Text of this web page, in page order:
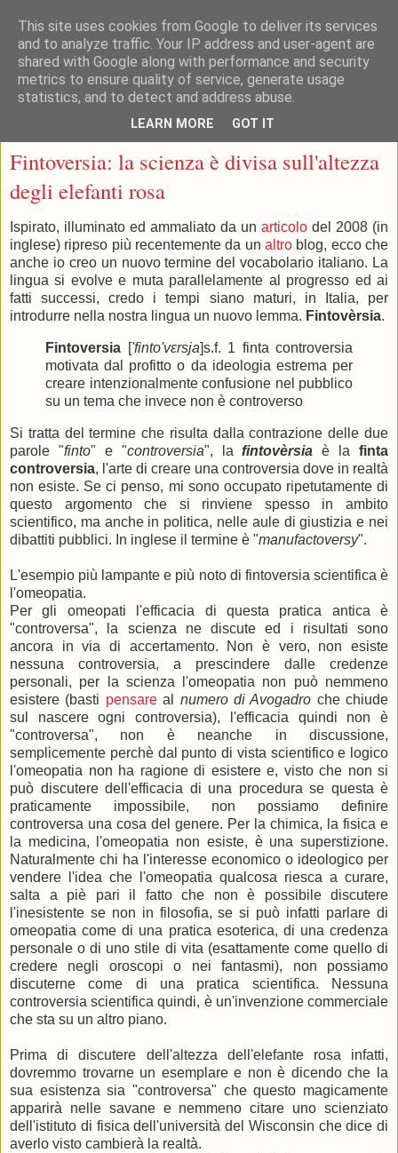
Fintoversia: la scienza è divisa sull'altezza
degli elefanti rosa
Ispirato, illuminato ed ammaliato da un articolo del 2008 (in
inglese) ripreso più recentemente da un altro blog, ecco che
anche io creo un nuovo termine del vocabolario italiano. La
lingua si evolve e muta parallelamente al progresso ed ai
fatti successi, credo i tempi siano maturi, in Italia, per
introdurre nella nostra lingua un nuovo lemma. Fintovèrsia.
Fintoversia ['finto'vɛrsja]s.f. 1 finta controversia
motivata dal profitto o da ideologia estrema per
creare intenzionalmente confusione nel pubblico
su un tema che invece non è controverso
Si tratta del termine che risulta dalla contrazione delle due
parole "finto" e "controversia", lafintovèrsiaè la finta
controversia, l'arte di creare una controversia dove in realtà
non esiste. Se ci penso, mi sono occupato ripetutamente di
questo argomento che si rinviene spesso in ambito
scientifico, ma anche in politica, nelle aule di giustizia e nei
dibattiti pubblici. In inglese il termine è "manufactoversy".
L'esempio più lampante e più noto di fintoversia scientifica è
l'omeopatia.
Per gli omeopati l'efficacia di questa pratica antica è
"controversa", la scienza ne discute ed i risultati sono
ancora in via di accertamento. Non è vero, non esiste
nessuna controversia, a prescindere dalle credenze
personali, per la scienza l'omeopatia non può nemmeno
esistere (basti pensareal numero di Avogadro che chiude
sul nascere ogni controversia), l'efficacia quindi non è
"controversa", non è neanche in discussione,
semplicemente perchè dal punto di vista scientifico e logico
l'omeopatia non ha ragione di esistere e, visto che non si
può discutere dell'efficacia di una procedura se questa è
praticamente impossibile, non possiamo definire
controversa una cosa del genere. Per la chimica, la fisica e
la medicina, l'omeopatia non esiste, è una superstizione.
Naturalmente chi ha l'interesse economico o ideologico per
vendere l'idea che l'omeopatia qualcosa riesca a curare,
salta a piè pari il fatto che non è possibile discutere
l'inesistente se non in filosofia, se si può infatti parlare di
omeopatia come di una pratica esoterica, di una credenza
personale o di uno stile di vita (esattamente come quello di
credere negli oroscopi o nei fantasmi), non possiamo
discuterne come di una pratica scientifica. Nessuna
controversia scientifica quindi, è un'invenzione commerciale
che sta su un altro piano.
Prima di discutere dell'altezza dell'elefante rosa infatti,
dovremmo trovarne un esemplare e non è dicendo che la
sua esistenza sia "controversa" che questo magicamente
apparirà nelle savane e nemmeno citare uno scienziato
dell'istituto di fisica dell'università del Wisconsin che dice di
averlo visto cambierà la realtà.
This site uses cookies from Google to deliver its services
and to analyze traffic. Your IP address and user-agent are
shared with Google along with performance and security
metrics to ensure quality of service, generate usage
statistics, and to detect and address abuse.
LEARN MORE GOT IT